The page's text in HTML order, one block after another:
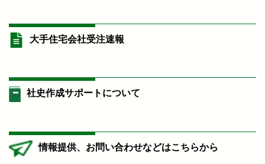
大手住宅会社受注速報
社史作成サポートについて
情報提供、お問い合わせなどはこちらから